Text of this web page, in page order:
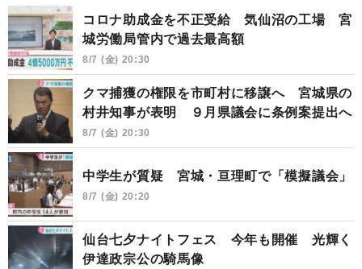
コロナ助成金を不正受給 気仙沼の工場 宮
城労働局管内で過去最高額
8/7 (金) 20:30
クマ捕獲の権限を市町村に移譲へ 宮城県の
村井知事が表明 ９月県議会に条例案提出へ
8/7 (金) 20:30
中学生が質疑 宮城・亘理町で「模擬議会」
8/7 (金) 20:20
仙台七夕ナイトフェス 今年も開催 光輝く
伊達政宗公の騎馬像